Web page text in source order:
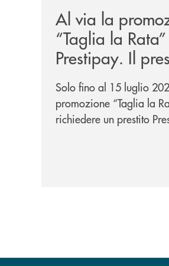
Al via la
“Taglia la
Prestipay. Il
personale che
per te!
Solo fino al 15 luglio
promozione “Taglia la
richiedere un prestito